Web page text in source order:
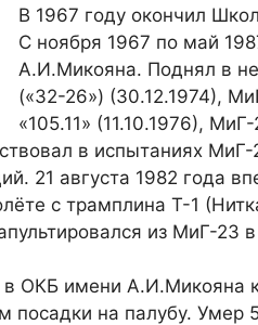
В 1967 году окончил
С ноября 1967 по май
А.И.Микояна. Поднял в
(«32-26») (30.12.1974),
«105.11» (11.10.1976),
в испытаниях
21 августа 1982 года
с трамплина Т-1
из МиГ-23
ОКБ имени А.И.Микояна
на палубу. Умер